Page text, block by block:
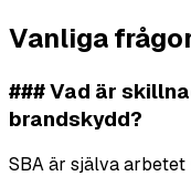
Vanliga
### Vad är
brandskydd?
SBA är självaarbetet